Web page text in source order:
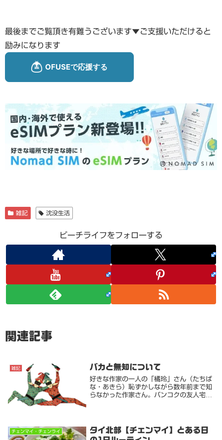
最後までご覧頂き有難うございます▼ご支援いただけると
励みになります
雑記 沈没生活
ビーチライフをフォローする
関連記事
雑記 バカと無知について
好きな作家の一人の「橘玲」さん（たちば
な・あきら）恥ずかしながら数年前まで知
らなかった作家さん。バンコクの友人宅に
けど、当時ち...
チェンマイ・チェンライ
タイ北部【チェンマイ】とある日